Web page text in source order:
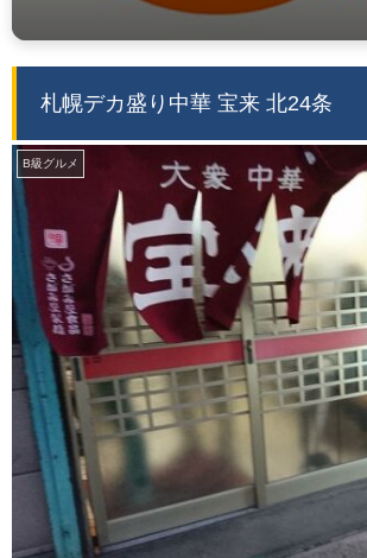
札幌デカ盛り中華 宝来 北24条
B級グルメ